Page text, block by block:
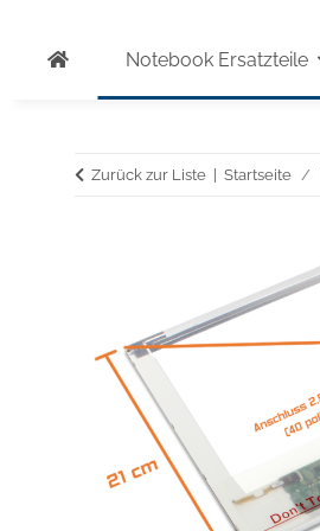
Notebook Ersatzteile
Zurück zur Liste Startseite